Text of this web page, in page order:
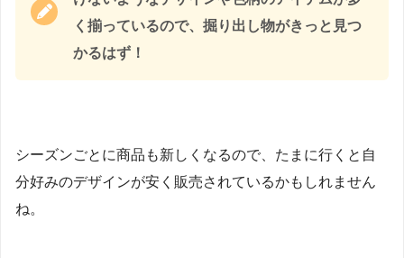
く揃っているので、掘り出し物がきっと見つ
かるはず！
シーズンごとに商品も新しくなるので、たまに行くと自
分好みのデザインが安く販売されているかもしれません
ね。